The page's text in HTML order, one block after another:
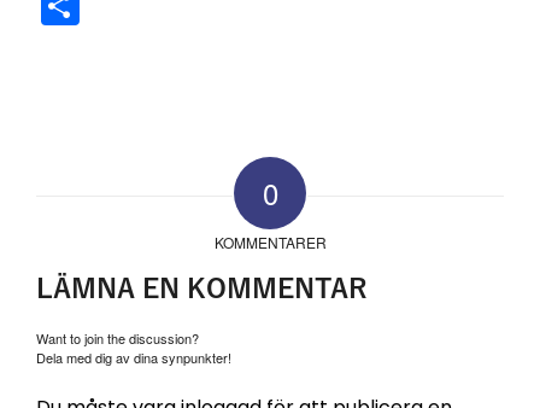
0
KOMMENTARER
LÄMNA EN KOMMENTAR
Want to join the discussion?
Dela med dig av dina synpunkter!